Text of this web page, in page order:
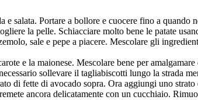
salata. Portare a bollore e cuocere fino a quando
la pelle. Schiacciare molto bene le patate
sale e pepe a piacere. Mescolare gli
e la maionese. Mescolare bene per amalgamare
sollevare il tagliabiscotti lungo la strada
di fette di avocado sopra. Ora aggiungi uno
ancora delicatamente con un cucchiaio.